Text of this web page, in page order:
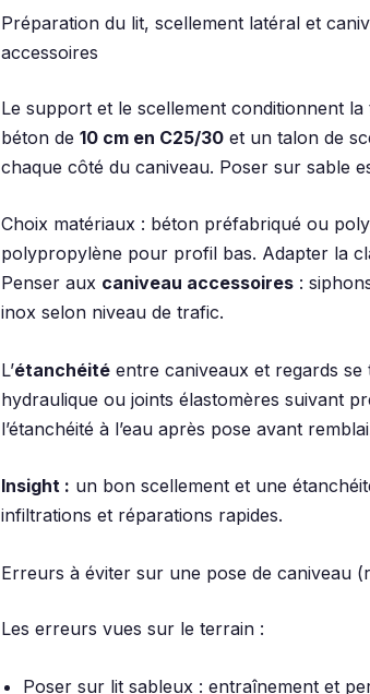
Préparation du lit, scellement latéral et
accessoires
Le support et le scellement conditionnent
béton de 10 cm en C25/30 et un talon de
chaque côté du caniveau. Poser sur sable
Choix matériaux : béton préfabriqué ou
polypropylène pour profil bas. Adapter la
Penser aux caniveau accessoires :
inox selon niveau de trafic.
L’étanchéité entre caniveaux et regards
hydraulique ou joints élastomères suivant
l’étanchéité à l’eau après pose avant
Insight : un bon scellement et une
infiltrations et réparations rapides.
Erreurs à éviter sur une pose de caniveau
Les erreurs vues sur le terrain :
Poser sur lit sableux : entraînement et